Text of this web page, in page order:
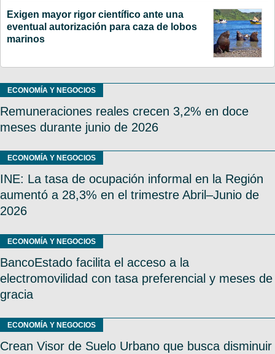
Exigen mayor rigor científico ante una
eventual autorización para caza de lobos
marinos
ECONOMÍA Y NEGOCIOS
Remuneraciones reales crecen 3,2% en doce
meses durante junio de 2026
ECONOMÍA Y NEGOCIOS
INE: La tasa de ocupación informal en la Región
aumentó a 28,3% en el trimestre Abril–Junio de
2026
ECONOMÍA Y NEGOCIOS
BancoEstado facilita el acceso a la
electromovilidad con tasa preferencial y meses de
gracia
ECONOMÍA Y NEGOCIOS
Crean Visor de Suelo Urbano que busca disminuir